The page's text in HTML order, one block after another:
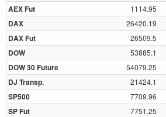
AEX Fut
1114.95
DAX
26420.19
DAX Fut
26509.5
DOW
53885.1
DOW 30 Future
54079.25
DJ Transp.
21424.1
SP500
7709.96
SP Fut
7751.25